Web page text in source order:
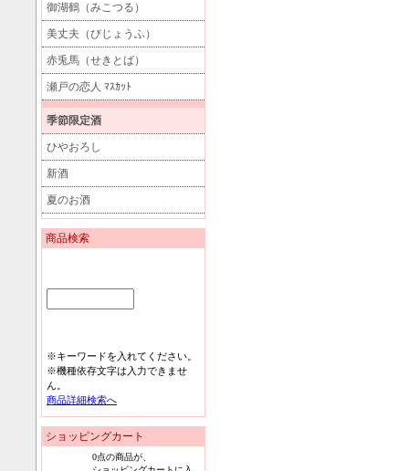
御湖鶴（みこつる）
美丈夫（びじょうふ）
赤兎馬（せきとば）
瀬戸の恋人 ﾏｽｶｯﾄ
季節限定酒
ひやおろし
新酒
夏のお酒
商品検索
※キーワードを入れてください。
※機種依存文字は入力できませ
ん。
商品詳細検索へ
ショッピングカート
0点の商品が、